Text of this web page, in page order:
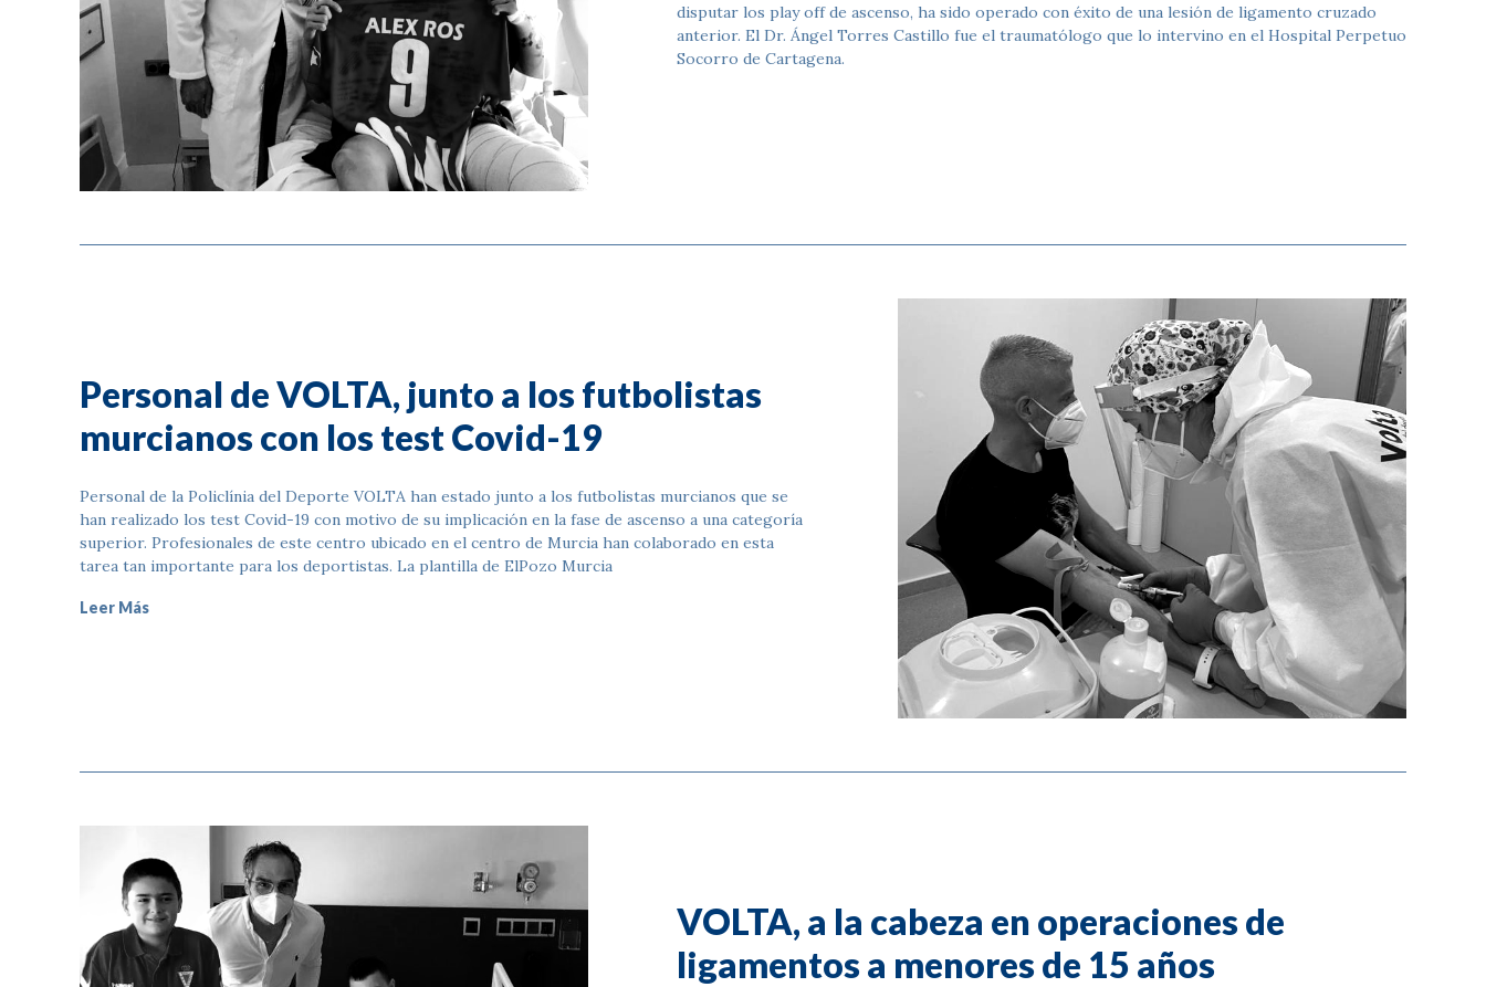
disputar los play off de ascenso, ha sido operado con éxito de una lesión de ligamento cruzado
anterior. El Dr. Ángel Torres Castillo fue el traumatólogo que lo intervino en el Hospital Perpetuo
Socorro de Cartagena.
Personal de VOLTA, junto a los futbolistas
murcianos con los test Covid-19
Personal de la Policlínia del Deporte VOLTA han estado junto a los futbolistas murcianos que se
han realizado los test Covid-19 con motivo de su implicación en la fase de ascenso a una categoría
superior. Profesionales de este centro ubicado en el centro de Murcia han colaborado en esta
tarea tan importante para los deportistas. La plantilla de ElPozo Murcia
Leer Más
VOLTA, a la cabeza en operaciones de
ligamentos a menores de 15 años